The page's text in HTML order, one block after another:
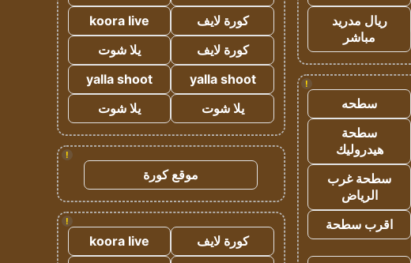
ريال مدريد
مباشر
!
سطحه
سطحة
هيدروليك
سطحة غرب
الرياض
اقرب سطحة
كورة لايف
koora live
كورة لايف
يلا شوت
yalla shoot
yalla shoot
يلا شوت
يلا شوت
!
موقع كورة
!
كورة لايف
koora live